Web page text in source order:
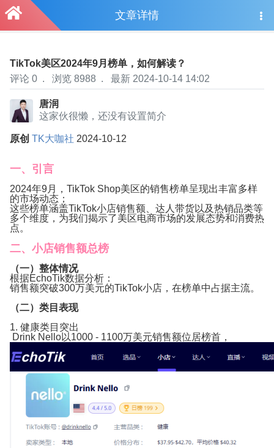
文章详情
TikTok美区2024年9月榜单，如何解读？
评论 0 . 浏览 8988 . 最新 2024-10-14 14:02
唐润
这家伙很懒，还没有设置简介
原创 TK大咖社 2024-10-12
一、引言
2024年9月，TikTok Shop美区的销售榜单呈现出丰富多样
的市场动态；
这些榜单涵盖TikTok小店销售额、达人带货以及热销品类等
多个维度，为我们揭示了美区电商市场的发展态势和消费热
点。
二、小店销售额总榜
（一）整体情况
根据EchoTik数据分析：
销售额突破300万美元的TikTok小店，在榜单中占据主流。
（二）类目表现
1. 健康类目突出
Drink Nello以1000 - 1100万美元销售额位居榜首，